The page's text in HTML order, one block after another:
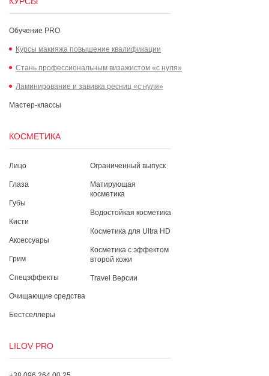
Обучение PRO
Курсы макияжа повышение квалификации
Стань профессиональным визажистом «с нуля»
Ламинирование и завивка ресниц «с нуля»
Мастер-классы
КОСМЕТИКА
Лицо
Глаза
Губы
Кисти
Аксессуары
Грим
Спецэффекты
Очищающие средства
Бестселлеры
Ограниченный выпуск
Матирующая
косметика
Водостойкая косметика
Косметика для Ultra HD
Косметика с эффектом
второй кожи
Travel Версии
LILOV PRO